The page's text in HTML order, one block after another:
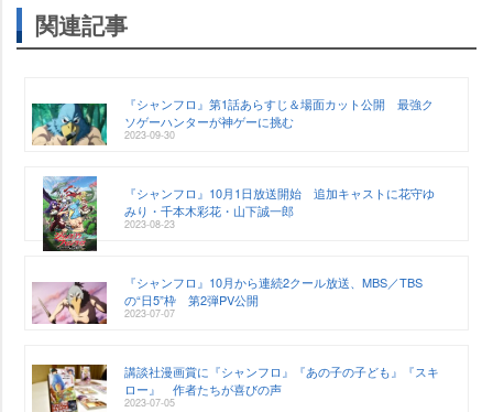
関連記事
『シャンフロ』第1話あらすじ＆場面カット公開 最強ク
ソゲーハンターが神ゲーに挑む
2023-09-30
『シャンフロ』10月1日放送開始 追加キャストに花守ゆ
みり・千本木彩花・山下誠一郎
2023-08-23
『シャンフロ』10月から連続2クール放送、MBS／TBS
の“日5”枠 第2弾PV公開
2023-07-07
講談社漫画賞に『シャンフロ』『あの子の子ども』『スキ
ロー』 作者たちが喜びの声
2023-07-05